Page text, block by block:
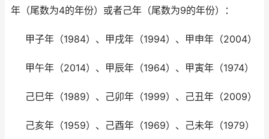
年（尾数为4的年份）或者己年（尾数为9的年份）：
甲子年（1984）、甲戌年（1994）、甲申年（2004）
甲午年（2014）、甲辰年（1964）、甲寅年（1974）
己巳年（1989）、己卯年（1999）、己丑年（2009）
己亥年（1959）、己酉年（1969）、己未年（1979）